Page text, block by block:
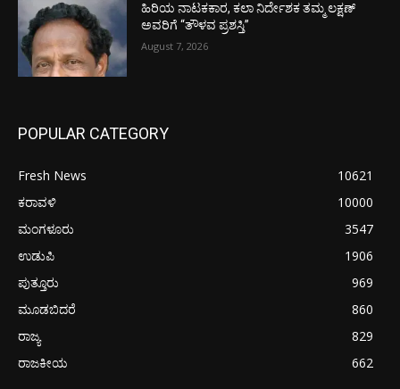
ಹಿರಿಯ ನಾಟಕಕಾರ, ಕಲಾ ನಿರ್ದೇಶಕ ತಮ್ಮ ಲಕ್ಷಣ್
ಅವರಿಗೆ “ತೌಳವ ಪ್ರಶಸ್ತಿ”
August 7, 2026
POPULAR CATEGORY
Fresh News
10621
ಕರಾವಳಿ
10000
ಮಂಗಳೂರು
3547
ಉಡುಪಿ
1906
ಪುತ್ತೂರು
969
ಮೂಡಬಿದರೆ
860
ರಾಜ್ಯ
829
ರಾಜಕೀಯ
662